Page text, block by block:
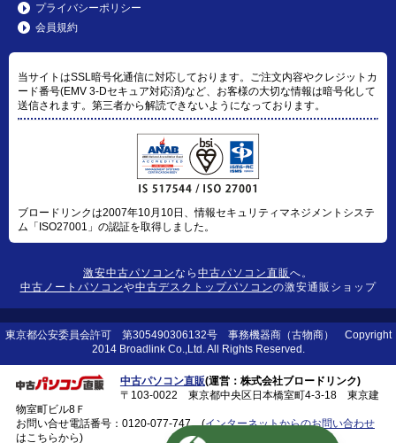
プライバシーポリシー
会員規約
当サイトはSSL暗号化通信に対応しております。ご注文内容やクレジットカ
ード番号(EMV 3-Dセキュア対応済)など、お客様の大切な情報は暗号化して
送信されます。第三者から解読できないようになっております。
ブロードリンクは2007年10月10日、情報セキュリティマネジメントシステ
ム「ISO27001」の認証を取得しました。
激安中古パソコンなら 中古パソコン直販 へ。
中古ノートパソコンや中古デスクトップパソコンの激安通販ショップ
東京都公安委員会許可 第305490306132号 事務機器商（古物商） Copyright
2014 Broadlink Co.,Ltd. All Rights Reserved.
中古パソコン直販(運営：株式会社ブロードリンク)
〒103-0022 東京都中央区日本橋室町4-3-18 東京建
物室町ビル8Ｆ
お問い合せ電話番号： 0120-077-747(インターネットからのお問い合わせ
はこちらから)